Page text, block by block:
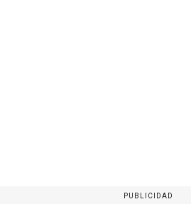
PUBLICIDAD